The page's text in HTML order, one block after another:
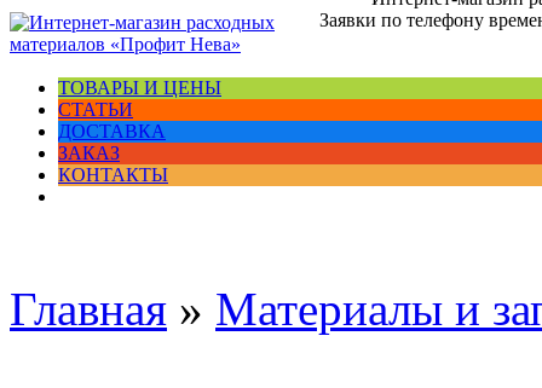
Заявки по телефону
ТОВАРЫ И ЦЕНЫ
СТАТЬИ
ДОСТАВКА
ЗАКАЗ
КОНТАКТЫ
Главная » Материалы и